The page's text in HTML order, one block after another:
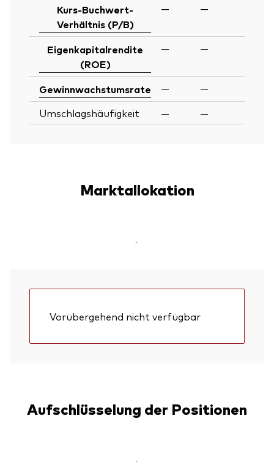
Kurs-Buchwert-
Verhältnis (P/B)
— —
Eigenkapitalrendite
(ROE)
— —
Gewinnwachstumsrate —
—
Umschlagshäufigkeit
— —
Marktallokation
-
Vorübergehend nicht verfügbar
Aufschlüsselung der Positionen
-